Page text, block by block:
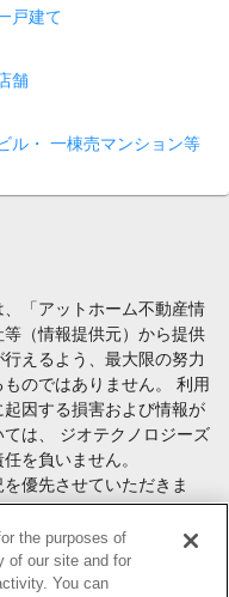
戸建て
舗
ル・ 一棟売マンション等
「アットホーム不動産情
（情報提供元）から提供
えるよう、最大限の努力
のではありません。 利用
因する損害および情報が
は、 ジオテクノロジーズ
を負いません。
優先させていただきま
みます）の際には、内容
り十分な説明を受け、ご自
the purposes of
of our site and for
You can